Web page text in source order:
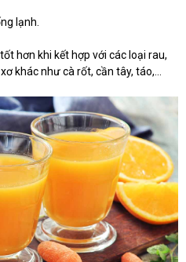
lạnh.
hơn khi kết hợp với các loại rau,
khác như cà rốt, cần tây, táo,...